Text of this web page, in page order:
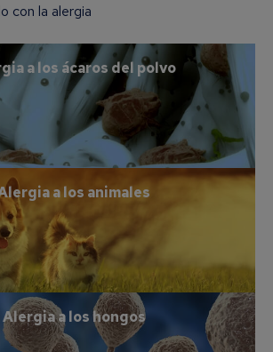
con la alergia
a los ácaros del polvo
a los animales
Alergia a los hongos